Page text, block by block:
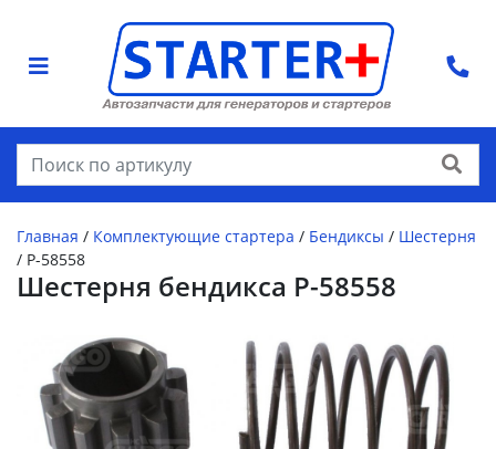
Найти
Главная / Комплектующие стартера / Бендиксы / Шестерня
/ P-58558
Шестерня бендикса P-58558